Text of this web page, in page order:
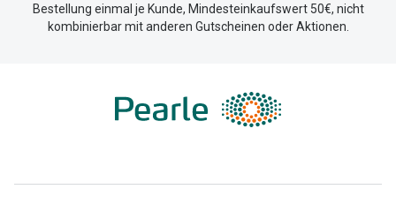
Bestellung einmal je Kunde, Mindesteinkaufswert 50€, nicht
kombinierbar mit anderen Gutscheinen oder Aktionen.